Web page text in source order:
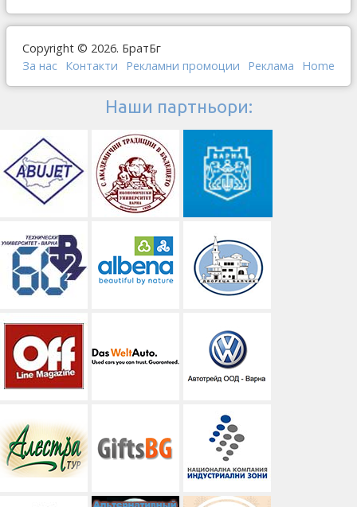
Copyright © 2026. БратБг
За нас Контакти Рекламни промоции Реклама Home
Наши партньори: